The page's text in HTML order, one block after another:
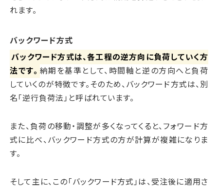
れます。
バックワード方式
バックワード方式は、各工程の逆方向に負荷していく方
法です。 納期を基準として、時間軸と逆の方向へと負荷
していくのが特徴です。そのため、バックワード方式は、別
名「逆行負荷法」と呼ばれています。
また、負荷の移動・調整が多くなってくると、フォワード方
式に比べ、バックワード方式の方が計算が複雑になりま
す。
そして主に、この「バックワード方式」は、受注後に適用さ